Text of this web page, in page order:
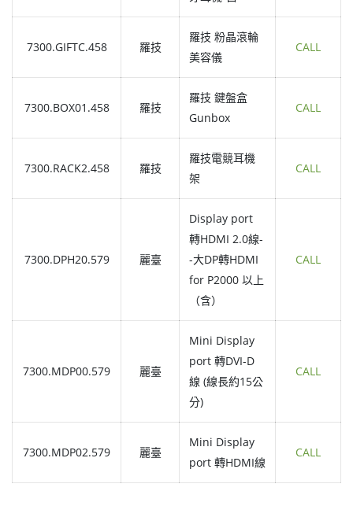
7300.GIFTC.458 羅技
羅技 粉晶滾輪
美容儀
CALL
7300.BOX01.458 羅技
羅技 鍵盤盒
Gunbox
CALL
7300.RACK2.458 羅技
羅技電競耳機
架
CALL
7300.DPH20.579 麗臺
Display port
轉HDMI 2.0線-
-大DP轉HDMI
for P2000 以上
（含）
CALL
7300.MDP00.579 麗臺
Mini Display
port 轉DVI-D
線 (線長約15公
分)
CALL
7300.MDP02.579 麗臺
Mini Display
port 轉HDMI線
CALL